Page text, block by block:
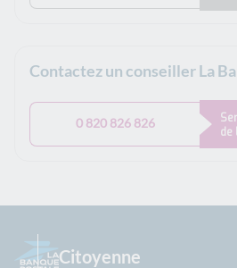
Contactez un conseiller La
0 820 826 826
de
Citoyenne